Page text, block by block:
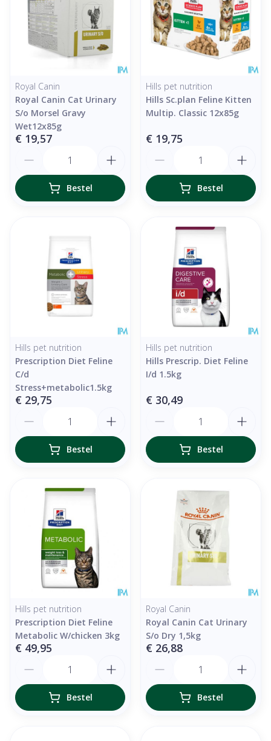
Royal Canin
Royal Canin Cat Urinary
S/o Morsel Gravy
Wet12x85g
€ 19,57
Bestel
Hills pet nutrition
Hills Sc.plan Feline Kitten
Multip. Classic 12x85g
€ 19,75
Bestel
Hills pet nutrition
Prescription Diet Feline
C/d
Stress+metabolic1.5kg
€ 29,75
Bestel
Hills pet nutrition
Hills Prescrip. Diet Feline
I/d 1.5kg
€ 30,49
Bestel
Hills pet nutrition
Prescription Diet Feline
Metabolic W/chicken 3kg
€ 49,95
Bestel
Royal Canin
Royal Canin Cat Urinary
S/o Dry 1,5kg
€ 26,88
Bestel